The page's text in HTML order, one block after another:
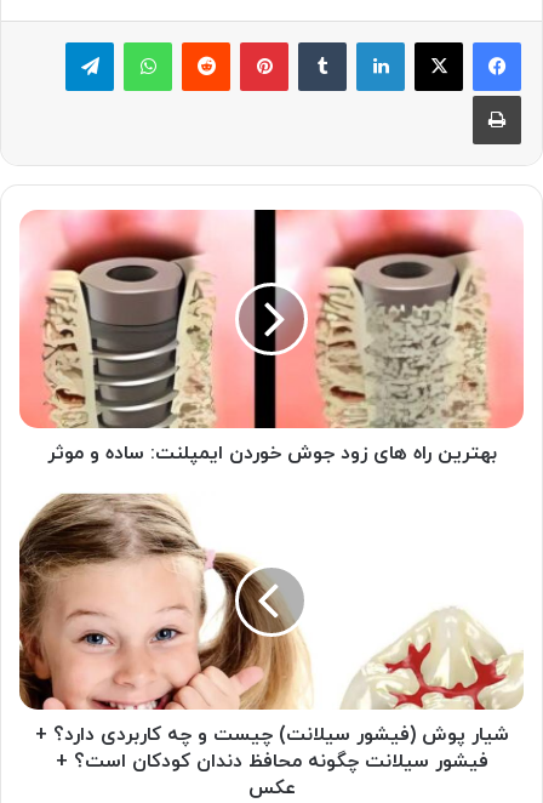
لینکدین ‫تامبلر پینترست‫رددیت واتس آپ تلگرام
چاپ
بهترین
جوش
خوردن
ایمپلنت:
و
بهترین راه های زود جوش خوردن ایمپلنت: ساده و موثر
چه
کاربردی
دارد؟
فیشور
شیار پوش (فیشور سیلانت) چیست و چه کاربردی دارد؟ +
فیشور سیلانت چگونه محافظ دندان کودکان است؟ +
عکس